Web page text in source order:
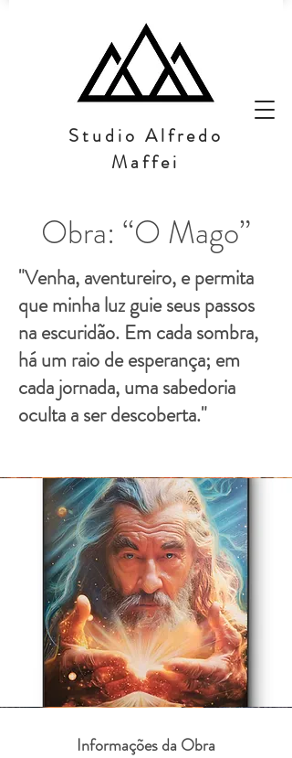
Studio Alfredo
Maffei
Obra: “O Mago”
"Venha, aventureiro, e permita
que minha luz guie seus passos
na escuridão. Em cada sombra,
há um raio de esperança; em
cada jornada, uma sabedoria
oculta a ser descoberta."
Informações da Obra